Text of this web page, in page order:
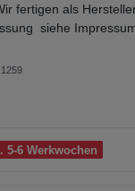
fertigen als
siehe
5-6 Werkwochen